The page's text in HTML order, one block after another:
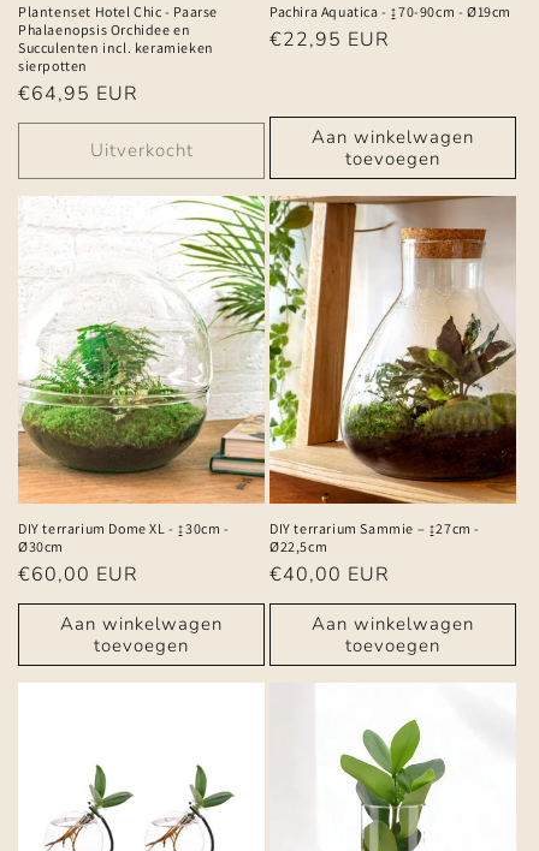
Plantenset Hotel Chic - Paarse
Phalaenopsis Orchidee en
Succulenten incl. keramieken
sierpotten
Normale
prijs
€64,95 EUR
Uitverkocht
Pachira Aquatica - ↨70-90cm - Ø19cm
Normale
€22,95 EUR
Aan winkelwagen
toevoegen
DIY terrarium Dome XL - ↨30cm -
Ø30cm
Normale
prijs
€60,00 EUR
Aan winkelwagen
toevoegen
DIY terrarium Sammie – ↨27cm -
Ø22,5cm
Normale
prijs
€40,00 EUR
Aan winkelwagen
toevoegen